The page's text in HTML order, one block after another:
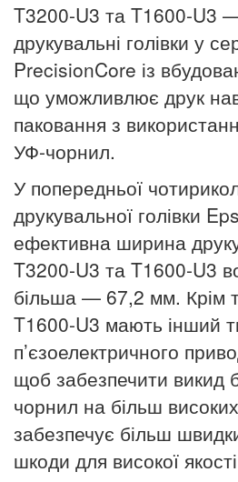
T3200-U3 та T1600-U3
друкувальні голівки у
PrecisionCore із
що уможливлює друк
паковання з
УФ-чорнил.
У попередньої
друкувальної голівки
ефективна ширина
T3200-U3 та T1600-U3
більша — 67,2 мм. Крім
T1600-U3 мають інший
п’єзоелектричного
щоб забезпечити викид
чорнил на більш
забезпечує більш
шкоди для високої